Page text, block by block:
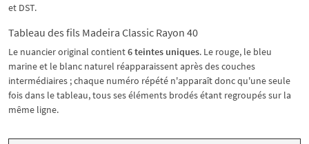
et DST.
Tableau des fils Madeira Classic Rayon 40
Le nuancier original contient6 teintes uniques. Le rouge, le bleu
marine et le blanc naturel réapparaissent après des couches
intermédiaires ; chaque numéro répété n'apparaît donc qu'une seule
fois dans le tableau, tous ses éléments brodés étant regroupés sur la
même ligne.